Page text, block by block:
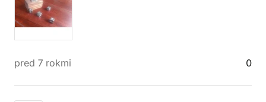
pred 7 rokmi 0